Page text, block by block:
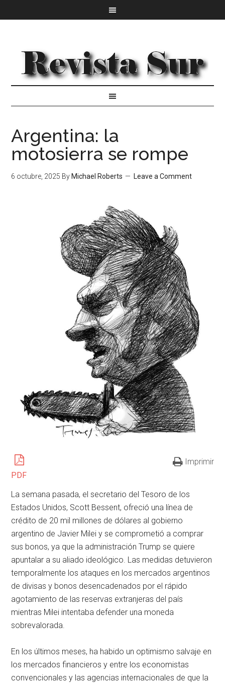
Argentina: la
motosierra se rompe
6 octubre, 2025 By Michael Roberts Leave a Comment
PDF
Imprimir
La semana pasada, el secretario del Tesoro de los
Estados Unidos, Scott Bessent, ofreció una línea de
crédito de 20 mil millones de dólares al gobierno
argentino de Javier Milei y se comprometió a comprar
sus bonos, ya que la administración Trump se quiere
apuntalar a su aliado ideológico. Las medidas detuvieron
temporalmente los ataques en los mercados argentinos
de divisas y bonos desencadenados por el rápido
agotamiento de las reservas extranjeras del país
mientras Milei intentaba defender una moneda
sobrevalorada.
En los últimos meses, ha habido un optimismo salvaje en
los mercados financieros y entre los economistas
convencionales y las agencias internacionales de que la